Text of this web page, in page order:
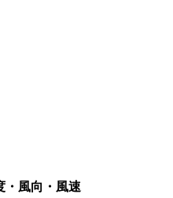
・風向・風速